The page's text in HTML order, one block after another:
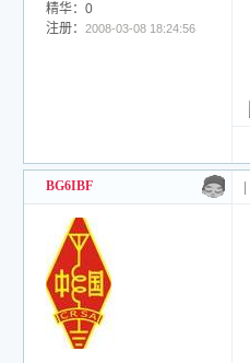
精华：0
注册：
2008-03-08 18:24:56
BG6IBF